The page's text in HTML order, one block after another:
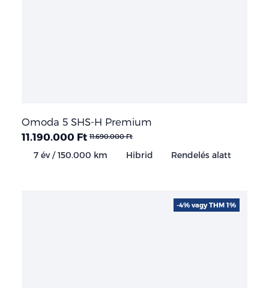
Omoda 5 SHS-H Premium
11.190.000 Ft 11.690.000 Ft
7 év / 150.000 km Hibrid Rendelés alatt
-4% vagy THM 1%